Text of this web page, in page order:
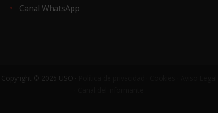
Canal WhatsApp
Copyright © 2026 USO ·